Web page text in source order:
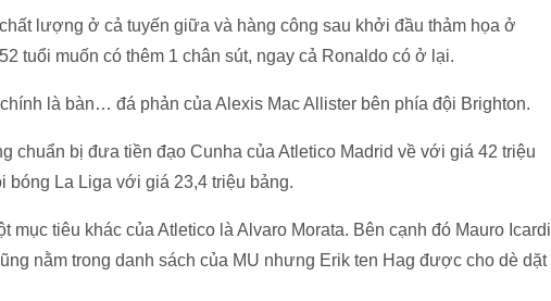
lượng ở cả tuyến giữa và hàng công sau khởi đầu thảm họa ở
tuổi muốn có thêm 1 chân sút, ngay cả Ronaldo có ở lại.
là bàn… đá phản của Alexis Mac Allister bên phía đội Brighton.
chuẩn bị đưa tiền đạo Cunha của Atletico Madrid về với giá 42 triệu
La Liga với giá 23,4 triệu bảng.
mục tiêu khác của Atletico là Alvaro Morata. Bên cạnh đó Mauro Icardi
nằm trong danh sách của MU nhưng Erik ten Hag được cho dè dặt